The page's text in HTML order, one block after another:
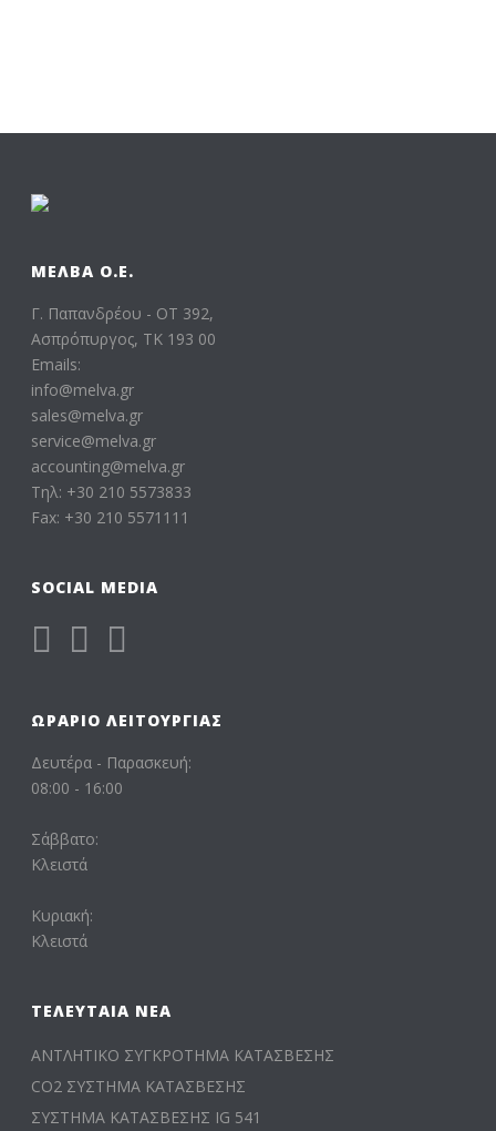
ΜΕΛΒΑ Ο.Ε.
Γ. Παπανδρέου - ΟΤ 392,
Ασπρόπυργος, ΤΚ 193 00
Emails:
info@melva.gr
sales@melva.gr
service@melva.gr
accounting@melva.gr
Τηλ: +30 210 5573833
Fax: +30 210 5571111
SOCIAL MEDIA
ΩΡΆΡΙΟ ΛΕΙΤΟΥΡΓΊΑΣ
Δευτέρα - Παρασκευή:
08:00 - 16:00
Σάββατο:
Κλειστά
Κυριακή:
Κλειστά
ΤΕΛΕΥΤΑΊΑ ΝΈΑ
ΑΝΤΛΗΤΙΚΟ ΣΥΓΚΡΟΤΗΜΑ ΚΑΤΑΣΒΕΣΗΣ
CO2 ΣΥΣΤΗΜΑ ΚΑΤΑΣΒΕΣΗΣ
ΣΥΣΤΗΜΑ ΚΑΤΑΣΒΕΣΗΣ IG 541